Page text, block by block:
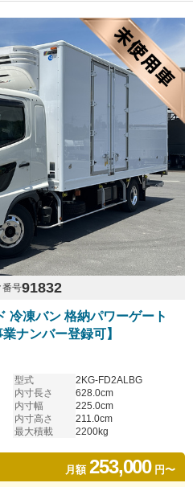
番号91832
凍バン 格納パワーゲート
ナンバー登録可】
型式
2KG-FD2ALBG
内寸長さ
628.0cm
内寸幅
225.0cm
内寸高さ
211.0cm
最大積載
2200kg
月額253,000円〜